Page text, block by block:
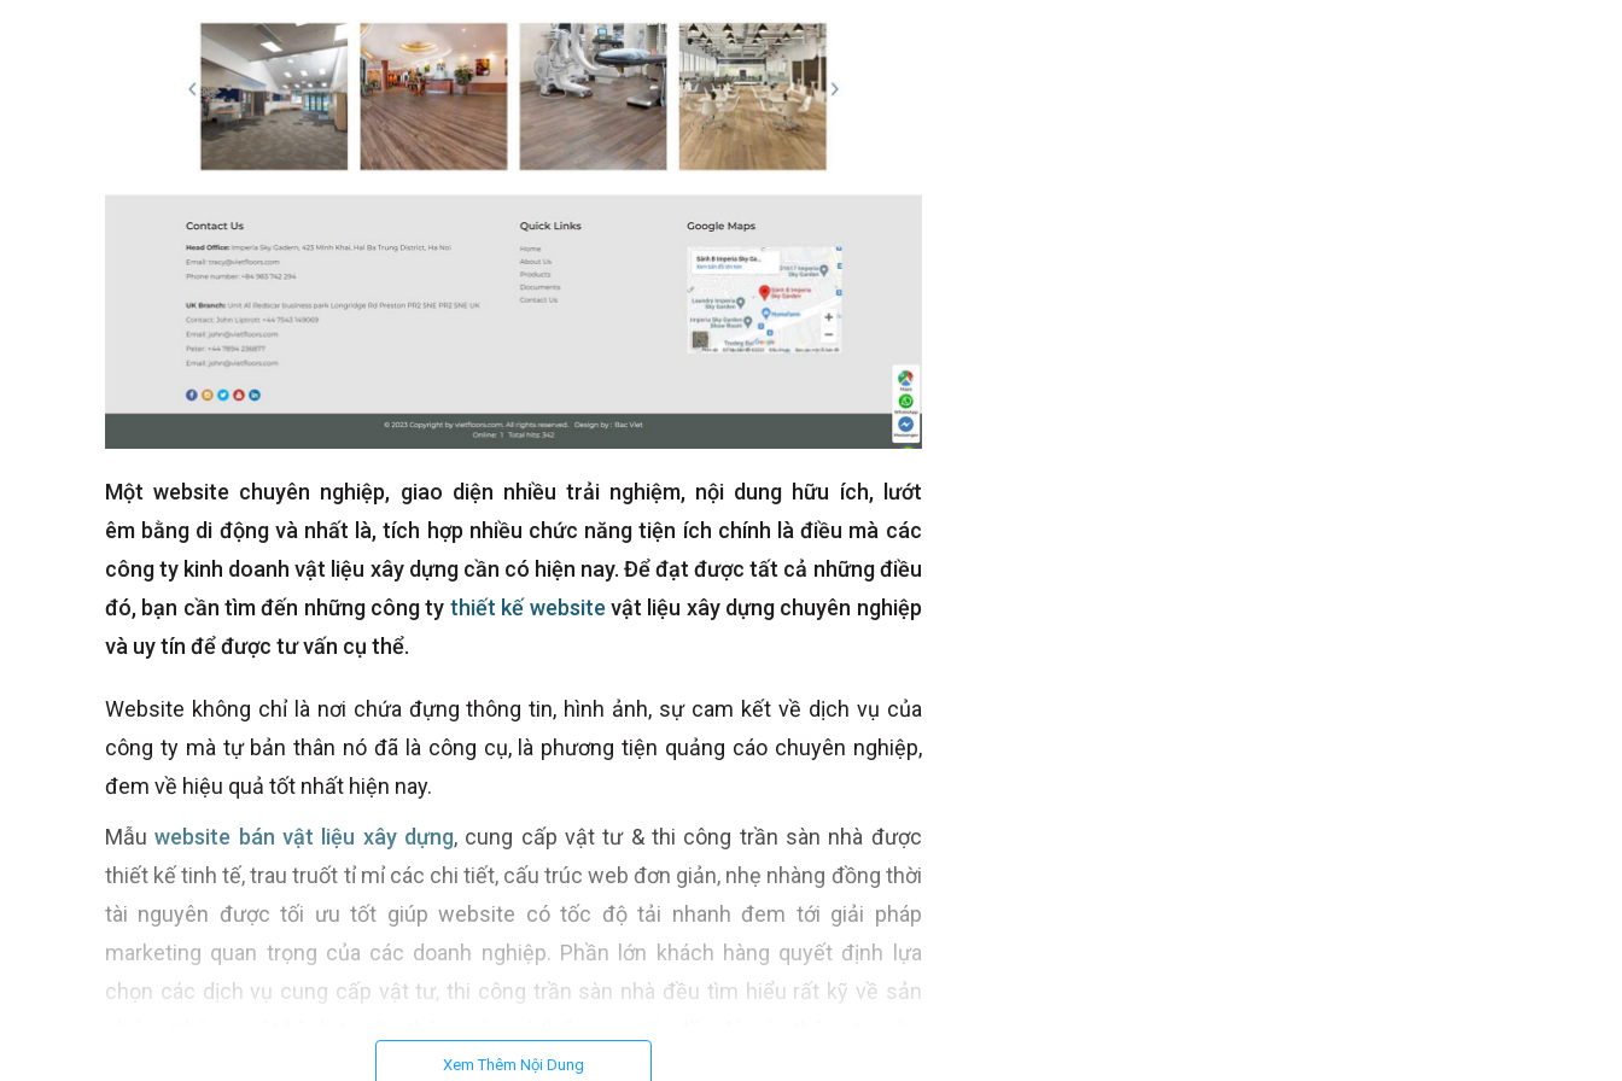
Một website chuyên nghiệp, giao diện nhiều trải nghiệm, nội dung hữu ích, lướt
êm bằng di động và nhất là, tích hợp nhiều chức năng tiện ích chính là điều mà các
công ty kinh doanh vật liệu xây dựng cần có hiện nay. Để đạt được tất cả những điều
đó, bạn cần tìm đến những công ty thiết kế website vật liệu xây dựng chuyên nghiệp
và uy tín để được tư vấn cụ thể.
Website không chỉ là nơi chứa đựng thông tin, hình ảnh, sự cam kết về dịch vụ của
công ty mà tự bản thân nó đã là công cụ, là phương tiện quảng cáo chuyên nghiệp,
đem về hiệu quả tốt nhất hiện nay.
Mẫuwebsite bán vật liệu xây dựng, cung cấp vật tư & thi công trần sàn nhà được
thiết kế tinh tế, trau truốt tỉ mỉ các chi tiết, cấu trúc web đơn giản, nhẹ nhàng đồng thời
tài nguyên được tối ưu tốt giúp website có tốc độ tải nhanh đem tới giải pháp
marketing quan trọng của các doanh nghiệp. Phần lớn khách hàng quyết định lựa
chọn các dịch vụ cung cấp vật tư, thi công trần sàn nhà đều tìm hiểu rất kỹ về sản
khách hàng như một website giới thiệu dịch vụ cung cấp vật tư, thi công trần sàn nhà
Xem Thêm Nội Dung